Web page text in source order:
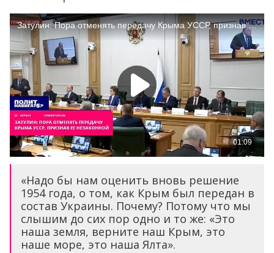
«Надо бы нам оценить вновь решение
1954 года, о том, как Крым был передан в
состав Украины. Почему? Потому что мы
слышим до сих пор одно и то же: «Это
наша земля, верните наш Крым, это
наше море, это наша Ялта».